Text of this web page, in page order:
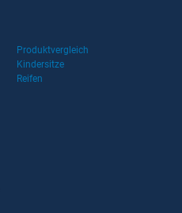
Produktvergleich
Kindersitze
Reifen